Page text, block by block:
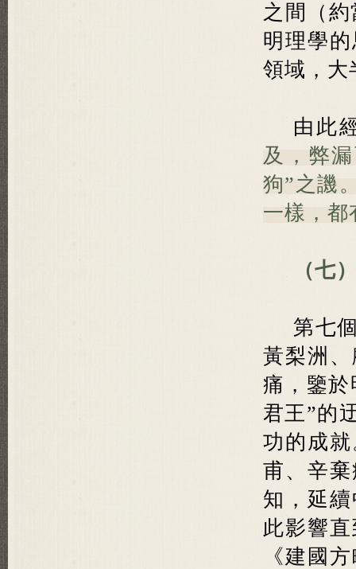
之間（
明理學
領域，大
由此
及，弊
狗”之譏
一樣，都
（七
第七
黃梨洲
痛，鑒於
君王”的
功的成
甫、辛
知，延
此影響
《建國